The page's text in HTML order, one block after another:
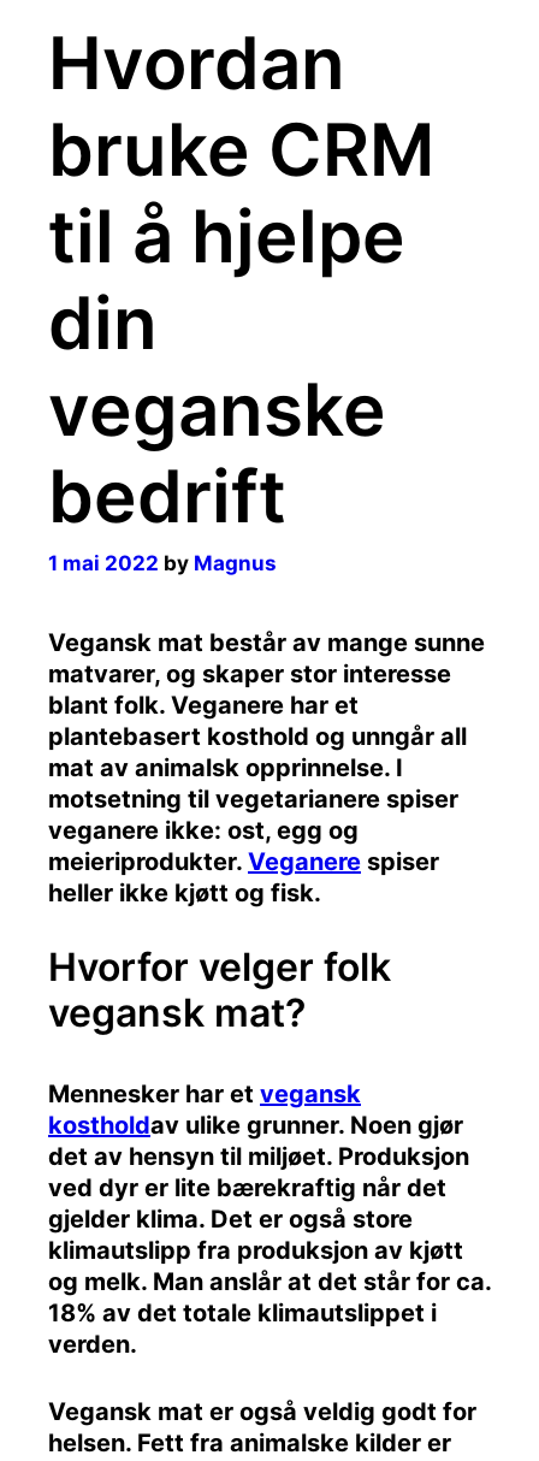
Hvordan
bruke CRM
til å hjelpe
din
veganske
bedrift
1 mai 2022 by Magnus
Vegansk mat består av mange sunne
matvarer, og skaper stor interesse
blant folk. Veganere har et
plantebasert kosthold og unngår all
mat av animalsk opprinnelse. I
motsetning til vegetarianere spiser
veganere ikke: ost, egg og
meieriprodukter. Veganere spiser
heller ikke kjøtt og fisk.
Hvorfor velger folk
vegansk mat?
Mennesker har et vegansk
kostholdav ulike grunner. Noen gjør
det av hensyn til miljøet. Produksjon
ved dyr er lite bærekraftig når det
gjelder klima. Det er også store
klimautslipp fra produksjon av kjøtt
og melk. Man anslår at det står for ca.
18% av det totale klimautslippet i
verden.
Vegansk mat er også veldig godt for
helsen. Fett fra animalske kilder er